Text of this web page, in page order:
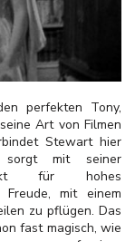
perfekten Tony,
Art von Filmen
Stewart hier
sorgt mit seiner
für hohes
mit einem
zu pflügen. Das
fast magisch, wie